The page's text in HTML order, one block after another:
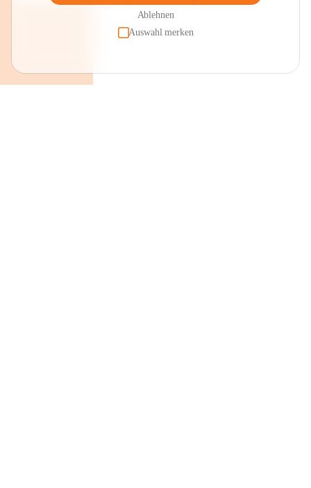
Ablehnen
Auswahl merken